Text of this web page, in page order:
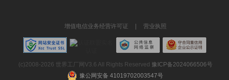
增值电信业务经营许可证 营业执照
(c)2008-2026 世界工厂网V3.6 All Rights Reserved 豫ICP备2024066506号
豫公网安备 41019702003547号